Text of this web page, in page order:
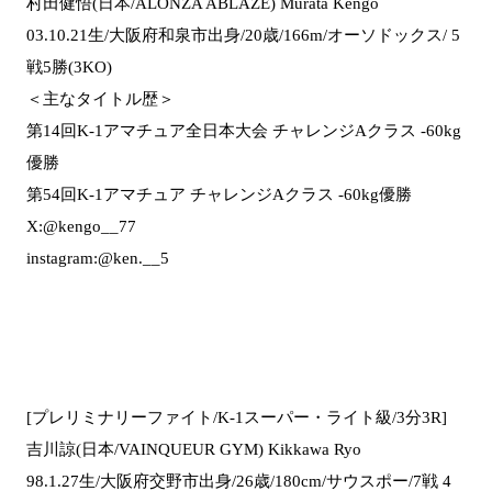
03.10.21生/大阪府和泉市出身/20歳/166m/オーソドックス/ 5
戦5勝(3KO)
＜主なタイトル歴＞
第14回K-1アマチュア全日本大会 チャレンジAクラス -60kg
優勝
第54回K-1アマチュア チャレンジAクラス -60kg優勝
X:@kengo__77
instagram:@ken.__5
[プレリミナリーファイト/K-1スーパー・ライト級/3分3R]
吉川諒(日本/VAINQUEUR GYM) Kikkawa Ryo
98.1.27生/大阪府交野市出身/26歳/180cm/サウスポー/7戦 4